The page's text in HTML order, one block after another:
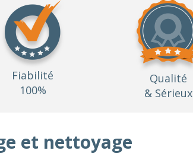
Fiabilité
100%
Qualité
& Sérieux
et nettoyage